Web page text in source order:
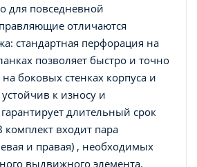
для повседневной
отличаются
стандартная перфорация на
позволяет быстро и точно
боковых стенках корпуса и
к износу и
длительный срок
входит пара
и правая) , необходимых
выдвижного элемента.